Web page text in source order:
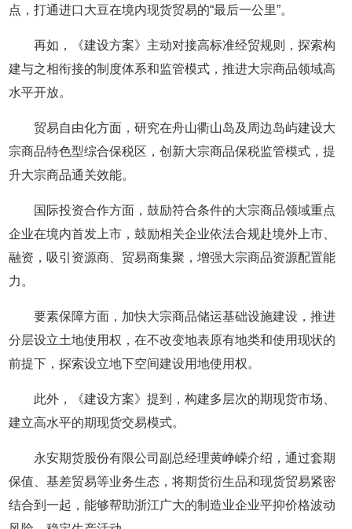
点，打通进口大豆在境内现货贸易的“最后一公里”。
再如，《建设方案》主动对接高标准经贸规则，探索构
建与之相衔接的制度体系和监管模式，推进大宗商品领域高
水平开放。
贸易自由化方面，研究在舟山衢山岛及周边岛屿建设大
宗商品特色型综合保税区，创新大宗商品保税监管模式，提
升大宗商品通关效能。
国际投资合作方面，鼓励符合条件的大宗商品领域重点
企业在境内首发上市，鼓励相关企业依法合规赴境外上市、
融资，吸引资源商、贸易商集聚，增强大宗商品资源配置能
力。
要素保障方面，加快大宗商品储运基础设施建设，推进
分层设立土地使用权，在不改变地表原有地类和使用现状的
前提下，探索设立地下空间建设用地使用权。
此外，《建设方案》提到，构建多层次的期现货市场、
建立高水平的期现货交易模式。
永安期货股份有限公司副总经理黄峥嵘介绍，通过套期
保值、基差贸易等业务生态，将期货衍生品和现货贸易紧密
结合到一起，能够帮助浙江广大的制造业企业平抑价格波动